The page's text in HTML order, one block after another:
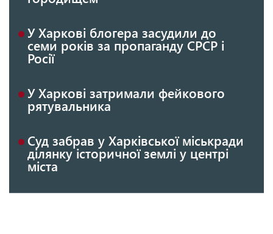
У Харкові блогера засудили до
семи років за пропаганду СРСР і
Росії
У Харкові затримали фейкового
рятувальника
Суд забрав у Харківської міськради
ділянку історичної землі у центрі
міста